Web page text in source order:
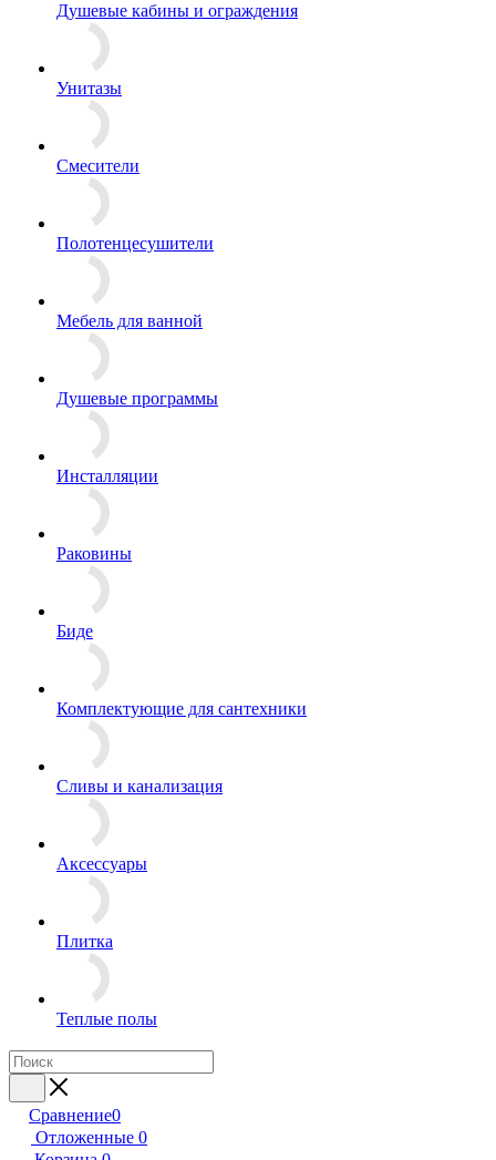
Душевые кабины и ограждения
Унитазы
Смесители
Полотенцесушители
Мебель для ванной
Душевые программы
Инсталляции
Раковины
Биде
Комплектующие для сантехники
Сливы и канализация
Аксессуары
Плитка
Теплые полы
Сравнение0
Отложенные 0